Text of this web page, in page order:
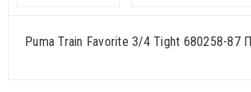
Puma Train Favorite 3/4 Tight 680258-87